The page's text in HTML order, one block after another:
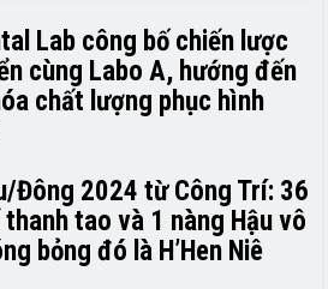
Lab công bố chiến lược
cùng Labo A, hướng đến
chất lượng phục hình
Đông 2024 từ Công Trí: 36
tao và 1 nàng Hậu vô
bỏng đó là H’H­­­­en Niê